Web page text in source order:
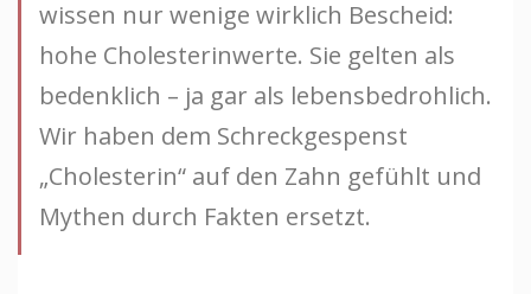
wissen nur wenige wirklich Bescheid:
hohe Cholesterinwerte. Sie gelten als
bedenklich – ja gar als lebensbedrohlich.
Wir haben dem Schreckgespenst
„Cholesterin“ auf den Zahn gefühlt und
Mythen durch Fakten ersetzt.